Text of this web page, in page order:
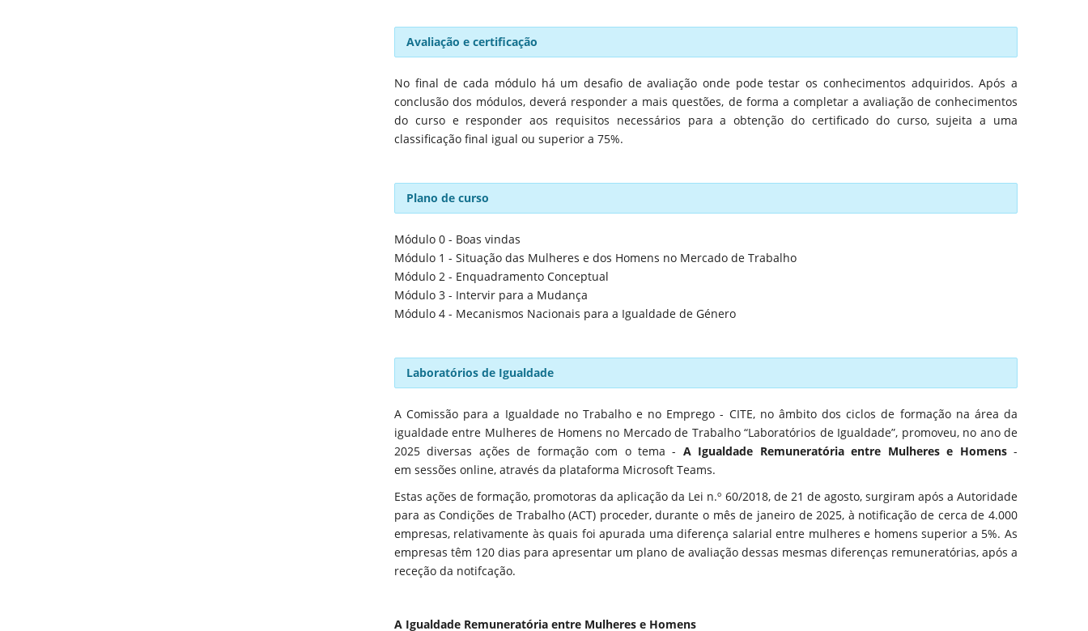
Avaliação e certificação
No final de cada módulo há um desafio de avaliação onde pode testar os conhecimentos adquiridos. Após a
conclusão dos módulos, deverá responder a mais questões, de forma a completar a avaliação de conhecimentos
do curso e responder aos requisitos necessários para a obtenção do certificado do curso, sujeita a uma
classificação final igual ou superior a 75%.
Plano de curso
Módulo 0 - Boas vindas
Módulo 1 - Situação das Mulheres e dos Homens no Mercado de Trabalho
Módulo 2 - Enquadramento Conceptual
Módulo 3 - Intervir para a Mudança
Módulo 4 - Mecanismos Nacionais para a Igualdade de Género
Laboratórios de Igualdade
A Comissão para a Igualdade no Trabalho e no Emprego - CITE, no âmbito dos ciclos de formação na área da
igualdade entre Mulheres de Homens no Mercado de Trabalho “Laboratórios de Igualdade”, promoveu, no ano de
2025 diversas ações de formação com o tema - A Igualdade Remuneratória entre Mulheres e Homens-
em sessões online, através da plataforma Microsoft Teams.
Estas ações de formação, promotorasda aplicação da Lei n.º 60/2018, de 21 de agosto, surgiram após a Autoridade
para as Condições de Trabalho (ACT) proceder, durante o mês de janeiro de 2025, à notificação de cerca de 4.000
empresas, relativamente às quais foi apurada uma diferença salarial entre mulheres e homens superior a 5%. As
empresas têm 120 dias para apresentar um plano de avaliação dessas mesmas diferenças remuneratórias, após a
receção da notifcação.
A Igualdade Remuneratória entre Mulheres e Homens